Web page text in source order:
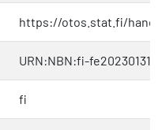
https://otos.stat.fi/
URN:NBN:fi-
fi